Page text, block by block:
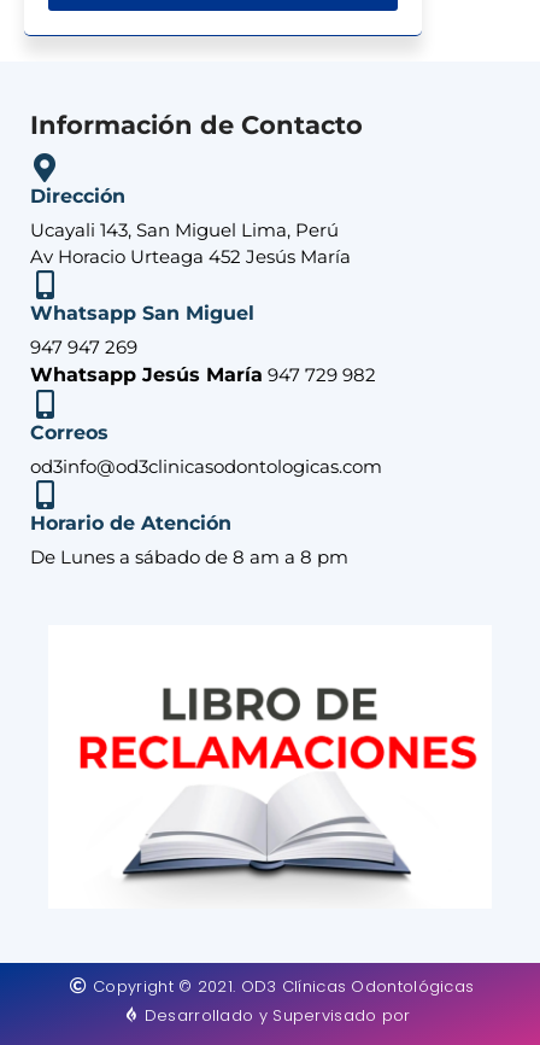
Información de Contacto
Dirección
Ucayali 143, San Miguel Lima, Perú
Av Horacio Urteaga 452 Jesús María
Whatsapp San Miguel
947 947 269
Whatsapp Jesús María 947 729 982
Correos
od3info@od3clinicasodontologicas.com
Horario de Atención
De Lunes a sábado de 8 am a 8 pm
Copyright © 2021. OD3 Clínicas Odontológicas
Desarrollado y Supervisado por